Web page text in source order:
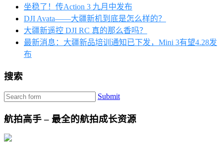
坐稳了！传Action 3 九月中发布
DJI Avata——大疆新机到底是怎么样的？
大疆新遥控 DJI RC 真的那么香吗？
最新消息：大疆新品培训通知已下发，Mini 3有望4.28发
布
搜索
Submit
航拍高手 – 最全的航拍成长资源